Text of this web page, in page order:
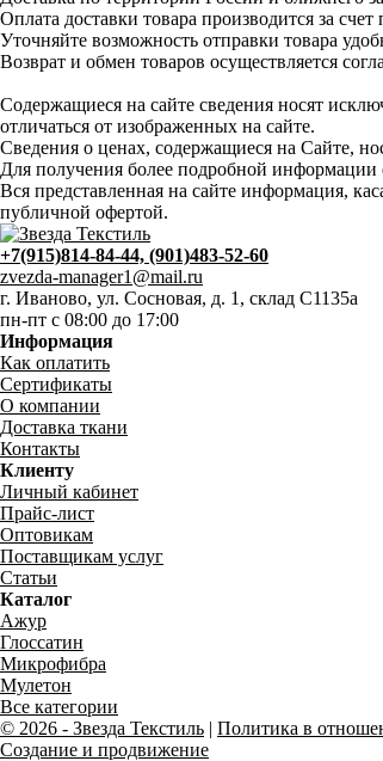
Оплата доставки товара производится за
Уточняйте возможность отправки товара
Возврат и обмен товаров осуществляется
Содержащиеся на сайте сведения носят
отличаться от изображенных на сайте.
Сведения о ценах, содержащиеся на Сайте,
Для получения более подробной информации
Вся представленная на сайте информация,
публичной офертой.
+7(915)814-84-44, (901)483-52-60
zvezda-manager1@mail.ru
г. Иваново, ул. Сосновая, д. 1, склад С1135а
пн-пт с 08:00 до 17:00
Информация
Как оплатить
Сертификаты
О компании
Доставка ткани
Контакты
Клиенту
Личный кабинет
Прайс-лист
Оптовикам
Поставщикам услуг
Статьи
Каталог
Ажур
Глоссатин
Микрофибра
Мулетон
Все категории
© 2026 - Звезда Текстиль | Политика в
Создание и продвижение